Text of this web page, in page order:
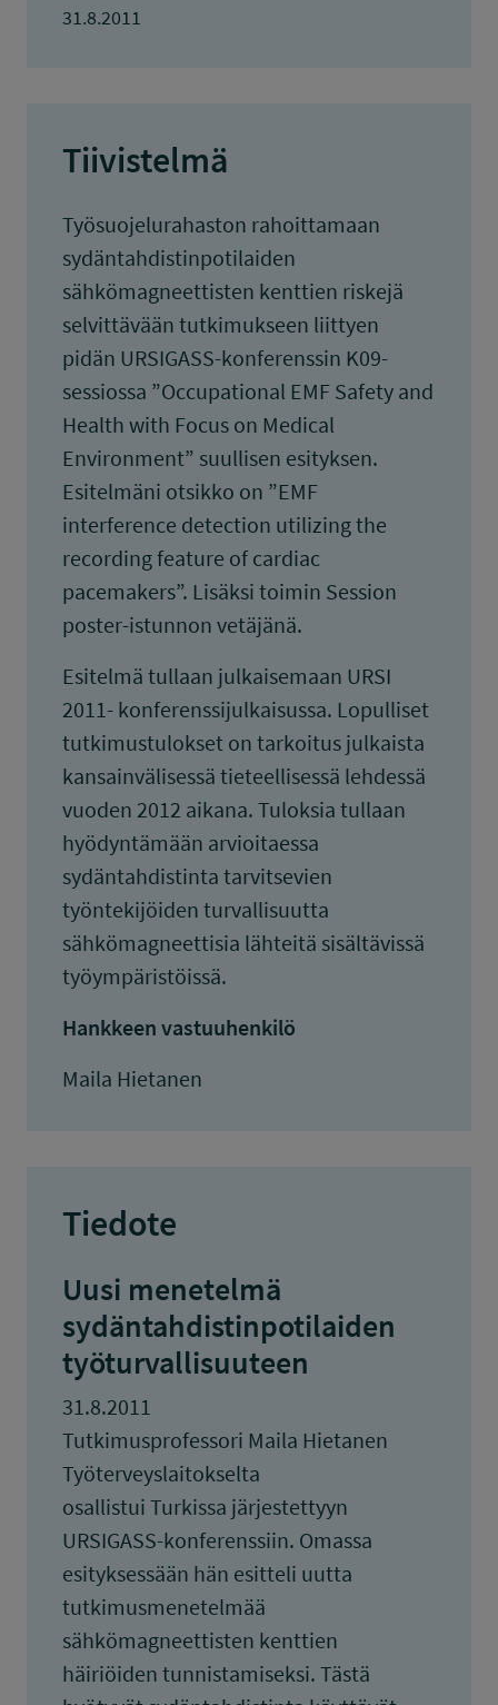
31.8.2011
Tiivistelmä
Työsuojelurahaston rahoittamaan
sydäntahdistinpotilaiden
sähkömagneettisten kenttien riskejä
selvittävään tutkimukseen liittyen
pidän URSIGASS-konferenssin K09-
sessiossa ”Occupational EMF Safety and
Health with Focus on Medical
Environment” suullisen esityksen.
Esitelmäni otsikko on ”EMF
interference detection utilizing the
recording feature of cardiac
pacemakers”. Lisäksi toimin Session
poster-istunnon vetäjänä.
Esitelmä tullaan julkaisemaan URSI
2011- konferenssijulkaisussa. Lopulliset
tutkimustulokset on tarkoitus julkaista
kansainvälisessä tieteellisessä lehdessä
vuoden 2012 aikana. Tuloksia tullaan
hyödyntämään arvioitaessa
sydäntahdistinta tarvitsevien
työntekijöiden turvallisuutta
sähkömagneettisia lähteitä sisältävissä
työympäristöissä.
Hankkeen vastuuhenkilö
Maila Hietanen
Tiedote
Uusi menetelmä
sydäntahdistinpotilaiden
työturvallisuuteen
31.8.2011
Tutkimusprofessori Maila Hietanen
Työterveyslaitokselta
osallistui Turkissa järjestettyyn
URSIGASS-konferenssiin. Omassa
esityksessään hän esitteli uutta
tutkimusmenetelmää
sähkömagneettisten kenttien
häiriöiden tunnistamiseksi. Tästä